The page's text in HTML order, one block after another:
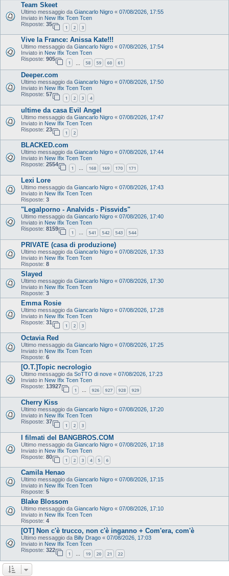
Team Skeet
Ultimo messaggio da Giancarlo Nigro « 07/08/2026, 17:55
Inviato in New Ifix Tcen Tcen
Risposte: 35
1 2 3
Vive la France: Anissa Kate!!!
Ultimo messaggio da Giancarlo Nigro « 07/08/2026, 17:54
Inviato in New Ifix Tcen Tcen
Risposte: 905
1 58 59 60 61
Deeper.com
Ultimo messaggio da Giancarlo Nigro « 07/08/2026, 17:50
Inviato in New Ifix Tcen Tcen
Risposte: 57
1 2 3 4
ultime da casa Evil Angel
Ultimo messaggio da Giancarlo Nigro « 07/08/2026, 17:47
Inviato in New Ifix Tcen Tcen
Risposte: 23
1 2
BLACKED.com
Ultimo messaggio da Giancarlo Nigro « 07/08/2026, 17:44
Inviato in New Ifix Tcen Tcen
Risposte: 2554
1 … 168 169 170 171
Lexi Lore
Ultimo messaggio da Giancarlo Nigro « 07/08/2026, 17:43
Inviato in New Ifix Tcen Tcen
Risposte: 3
"Legalporno - Analvids - Pissvids"
Ultimo messaggio da Giancarlo Nigro « 07/08/2026, 17:40
Inviato in New Ifix Tcen Tcen
Risposte: 8159
1 … 541 542 543 544
PRIVATE (casa di produzione)
Ultimo messaggio da Giancarlo Nigro « 07/08/2026, 17:33
Inviato in New Ifix Tcen Tcen
Risposte: 8
Slayed
Ultimo messaggio da Giancarlo Nigro « 07/08/2026, 17:30
Inviato in New Ifix Tcen Tcen
Risposte: 3
Emma Rosie
Ultimo messaggio da Giancarlo Nigro « 07/08/2026, 17:28
Inviato in New Ifix Tcen Tcen
Risposte: 31
1 2 3
Octavia Red
Ultimo messaggio da Giancarlo Nigro « 07/08/2026, 17:25
Inviato in New Ifix Tcen Tcen
Risposte: 6
[O.T.]Topic necrologio
Ultimo messaggio da SoTTO di nove « 07/08/2026, 17:23
Inviato in New Ifix Tcen Tcen
Risposte: 13927
1 … 926 927 928 929
Cherry Kiss
Ultimo messaggio da Giancarlo Nigro « 07/08/2026, 17:20
Inviato in New Ifix Tcen Tcen
Risposte: 37
1 2 3
I filmati del BANGBROS.COM
Ultimo messaggio da Giancarlo Nigro « 07/08/2026, 17:18
Inviato in New Ifix Tcen Tcen
Risposte: 80
1 2 3 4 5 6
Camila Henao
Ultimo messaggio da Giancarlo Nigro « 07/08/2026, 17:15
Inviato in New Ifix Tcen Tcen
Risposte: 5
Blake Blossom
Ultimo messaggio da Giancarlo Nigro « 07/08/2026, 17:10
Inviato in New Ifix Tcen Tcen
Risposte: 4
[OT] Non c'è trucco, non c'è inganno + Com'era, com'è
Ultimo messaggio da Billy Drago « 07/08/2026, 17:03
Inviato in New Ifix Tcen Tcen
Risposte: 322
1 … 19 20 21 22